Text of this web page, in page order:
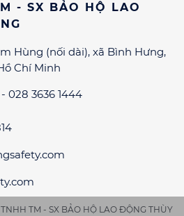
- SX BẢO HỘ LAO
Hùng (nối dài), xã Bình Hưng,
Chí Minh
028 3636 1444
TM - SX BẢO HỘ LAO ĐỘNG THÙY